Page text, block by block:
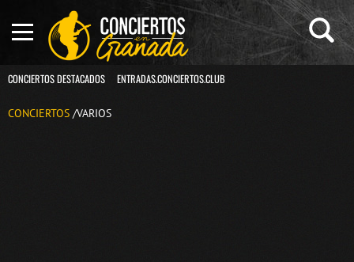
CONCIERTOS DESTACADOS ENTRADAS.CONCIERTOS.CLUB
CONCIERTOS /VARIOS